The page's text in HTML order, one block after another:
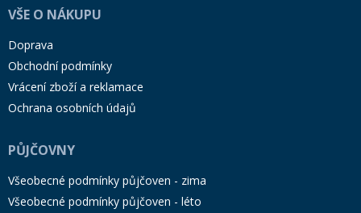
VŠE O NÁKUPU
Doprava
Obchodní podmínky
Vrácení zboží a reklamace
Ochrana osobních údajů
PŮJČOVNY
Všeobecné podmínky půjčoven - zima
Všeobecné podmínky půjčoven - léto